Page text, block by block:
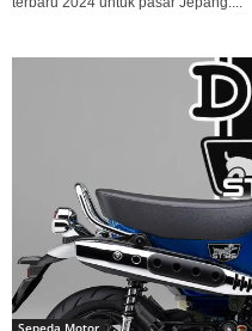
Sepeda Motor